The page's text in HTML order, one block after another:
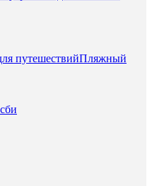
путешествийПляжный